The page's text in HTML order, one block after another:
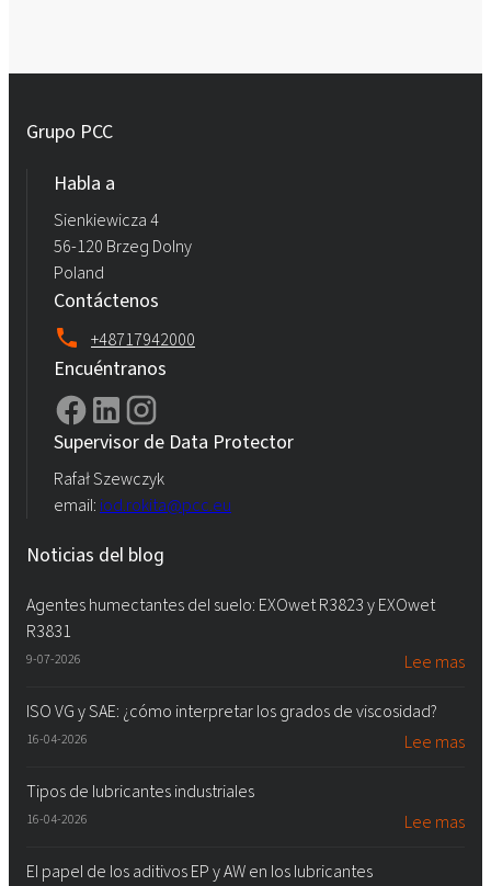
Grupo PCC
Habla a
Sienkiewicza 4
56-120 Brzeg Dolny
Poland
Contáctenos
+48717942000
Encuéntranos
Supervisor de Data Protector
Rafał Szewczyk
email: iod.rokita@pcc.eu
Noticias del blog
Agentes humectantes del suelo: EXOwet R3823 y EXOwet
R3831
9-07-2026 Lee mas
ISO VG y SAE: ¿cómo interpretar los grados de viscosidad?
16-04-2026 Lee mas
Tipos de lubricantes industriales
16-04-2026 Lee mas
El papel de los aditivos EP y AW en los lubricantes